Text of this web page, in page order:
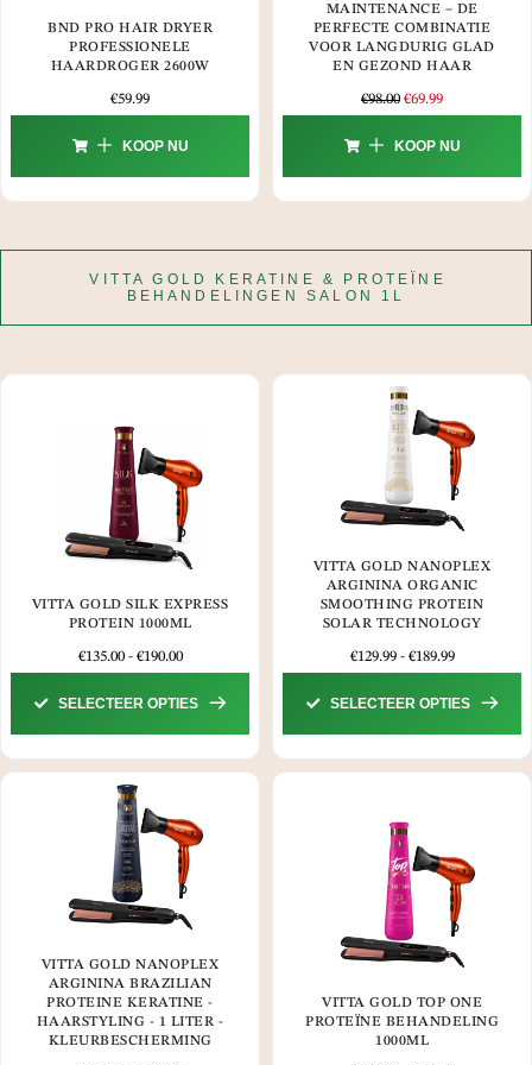
BND PRO HAIR DRYER
PROFESSIONELE
HAARDROGER 2600W
€59.99
KOOP NU
MAINTENANCE – DE
PERFECTE COMBINATIE
VOOR LANGDURIG GLAD
EN GEZOND HAAR
€98.00 €69.99
KOOP NU
VITTA GOLD KERATINE & PROTEÏNE
BEHANDELINGEN SALON 1L
VITTA GOLD SILK EXPRESS
PROTEIN 1000ML
€135.00 - €190.00
SELECTEER OPTIES
VITTA GOLD NANOPLEX
ARGININA ORGANIC
SMOOTHING PROTEIN
SOLAR TECHNOLOGY
€129.99 - €189.99
SELECTEER OPTIES
VITTA GOLD NANOPLEX
ARGININA BRAZILIAN
PROTEINE KERATINE -
HAARSTYLING - 1 LITER -
KLEURBESCHERMING
VITTA GOLD TOP ONE
PROTEÏNE BEHANDELING
1000ML